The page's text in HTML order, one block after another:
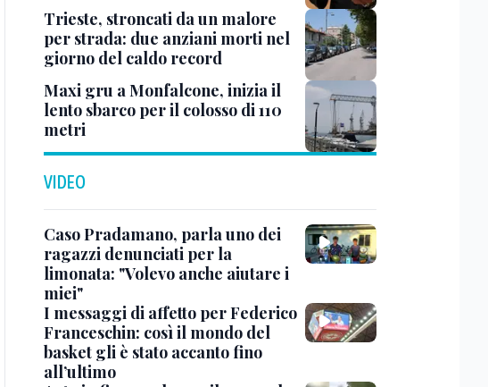
Trieste, stroncati da un malore
per strada: due anziani morti nel
giorno del caldo record
Maxi gru a Monfalcone, inizia il
lento sbarco per il colosso di 110
metri
VIDEO
Caso Pradamano, parla uno dei
ragazzi denunciati per la
limonata: "Volevo anche aiutare i
miei"
I messaggi di affetto per Federico
Franceschin: così il mondo del
basket gli è stato accanto fino
all’ultimo